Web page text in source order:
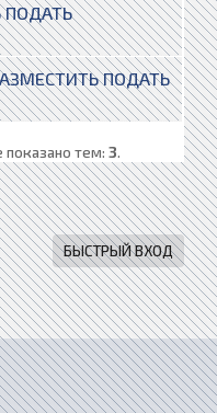
ПОДАТЬ
показано тем: 3.